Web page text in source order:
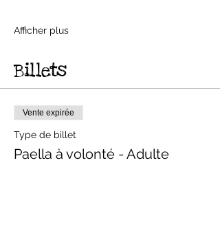
Afficher plus
Billets
Vente expirée
Type de billet
Paella à volonté - Adulte